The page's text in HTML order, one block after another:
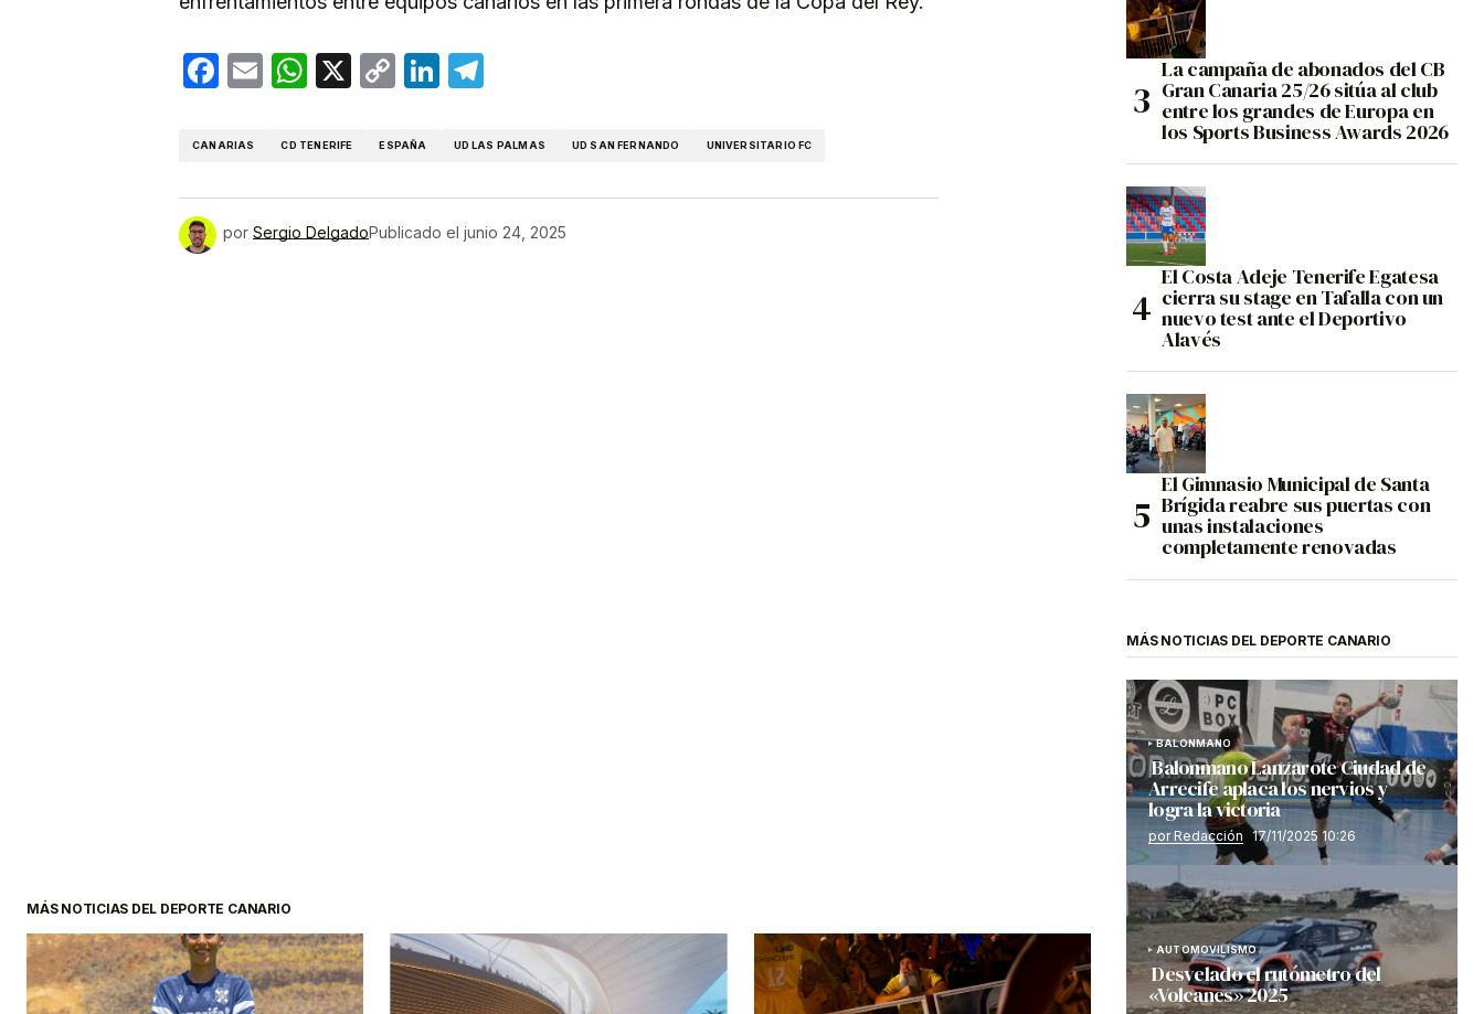
Facebook
EmailWhatsApp
X
CopyLinkedIn
CANARIAS CD TENERIFE ESPAÑA UD LAS PALMAS UD SAN FERNANDO UNIVERSITARIO FC
por Sergio DelgadoPublicado el junio 24, 2025
MÁS NOTICIAS DEL DEPORTE CANARIO
La campaña de abonados del CB
Gran Canaria 25/26 sitúa al club
entre los grandes de Europa en
los Sports Business Awards 2026
El Costa Adeje Tenerife Egatesa
cierra su stage en Tafalla con un
nuevo test ante el Deportivo
Alavés
El Gimnasio Municipal de Santa
Brígida reabre sus puertas con
unas instalaciones
completamente renovadas
MÁS NOTICIAS DEL DEPORTE CANARIO
BALONMANO
Balonmano Lanzarote Ciudad de
Arrecife aplaca los nervios y
logra la victoria
por Redacción 17/11/2025 10:26
AUTOMOVILISMO
Desvelado el rutómetro del
«Volcanes» 2025